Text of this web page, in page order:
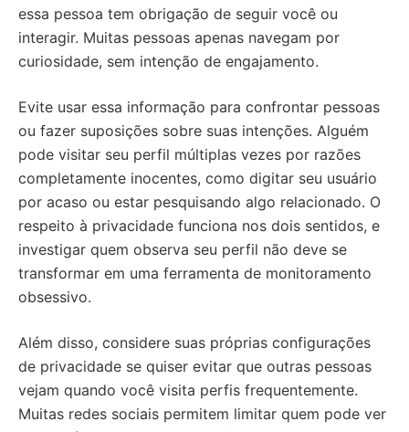
essa pessoa tem obrigação de seguir você ou
interagir. Muitas pessoas apenas navegam por
curiosidade, sem intenção de engajamento.
Evite usar essa informação para confrontar pessoas
ou fazer suposições sobre suas intenções. Alguém
pode visitar seu perfil múltiplas vezes por razões
completamente inocentes, como digitar seu usuário
por acaso ou estar pesquisando algo relacionado. O
respeito à privacidade funciona nos dois sentidos, e
investigar quem observa seu perfil não deve se
transformar em uma ferramenta de monitoramento
obsessivo.
Além disso, considere suas próprias configurações
de privacidade se quiser evitar que outras pessoas
vejam quando você visita perfis frequentemente.
Muitas redes sociais permitem limitar quem pode ver